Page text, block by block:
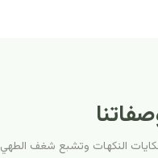
النكهات وتشبع شغف الطهي